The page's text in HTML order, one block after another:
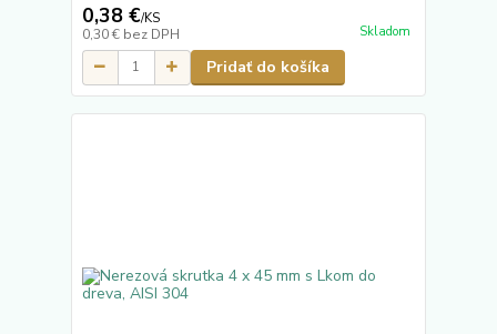
0,38 €/KS
0,30 € bez DPH Skladom
Pridať do košíka